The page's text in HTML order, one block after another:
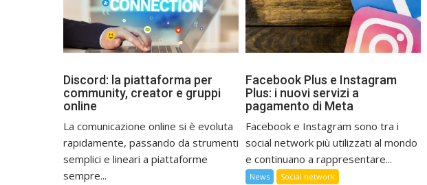
Discord: la piattaforma per
community, creator e gruppi
online
La comunicazione online si è evoluta
rapidamente, passando da strumenti
semplici e lineari a piattaforme
sempre...
Facebook Plus e Instagram
Plus: i nuovi servizi a
pagamento di Meta
Facebook e Instagram sono tra i
social network più utilizzati al mondo
e continuano a rappresentare...
News Social network